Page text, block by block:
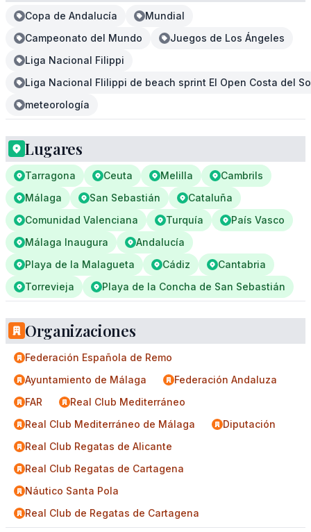
Copa de Andalucía
Mundial
Campeonato del Mundo
Juegos de Los Ángeles
Liga Nacional Filippi
Liga Nacional Flilippi de beach sprint El Open Costa del
meteorología
Lugares
Tarragona Ceuta Melilla
Cambrils
Málaga
San Sebastián
Cataluña
Comunidad Valenciana
Turquía
País Vasco
Málaga Inaugura
Andalucía
Playa de la Malagueta
Cádiz
Cantabria
Torrevieja
Playa de la Concha de San Sebastián
Organizaciones
Federación Española de Remo
Ayuntamiento de Málaga
Federación Andaluza
FAR
Real Club Mediterráneo
Real Club Mediterráneo de Málaga
Diputación
Real Club Regatas de Alicante
Real Club Regatas de Cartagena
Náutico Santa Pola
Real Club de Regatas de Cartagena